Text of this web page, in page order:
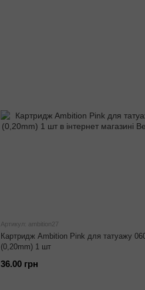
Артикул: ambition27
Картридж Ambition Pink для татуажу
(0,20mm) 1 шт
36.00 грн